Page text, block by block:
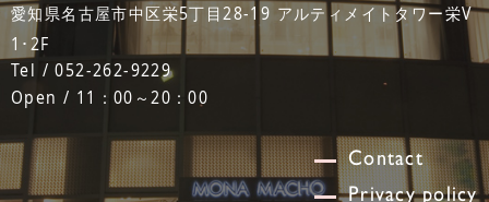
愛知県名古屋市中区栄5丁目28-19 アルティメイトタワー栄V
1･2F
Tel / 052-262-9229
Open / 11：00～20：00
Contact
Privacy policy